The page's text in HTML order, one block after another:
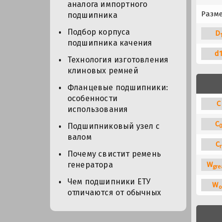
аналога импортного
подшипника
Подбор корпуса
подшипника качения
Технология изготовления
клиновых ремней
Фланцевые подшипники:
особенности
использования
Подшипниковый узел с
валом
Почему свистит ремень
генератора
Чем подшипники ЕТУ
отличаются от обычных
D
C
C
Cr
W
W